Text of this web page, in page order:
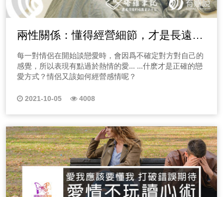
兩性關係：懂得經營細節，才是長遠浪
漫戀曲的堅實基礎！
每一對情侶在開始談戀愛時，會因爲不確定對方對自己的
感覺，所以表現有點過於熱情的愛... ...什麽才是正確的戀
愛方式？情侶又該如何經營感情呢？
2021-10-05 4008